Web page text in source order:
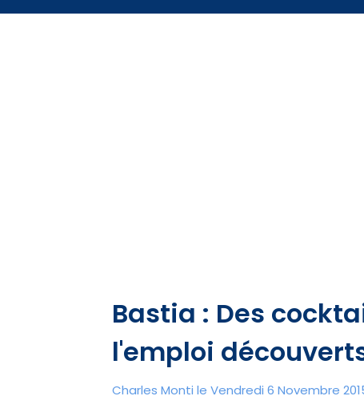
Bastia : Des
l'emploi
Charles Monti le Vendredi 6 Novembre